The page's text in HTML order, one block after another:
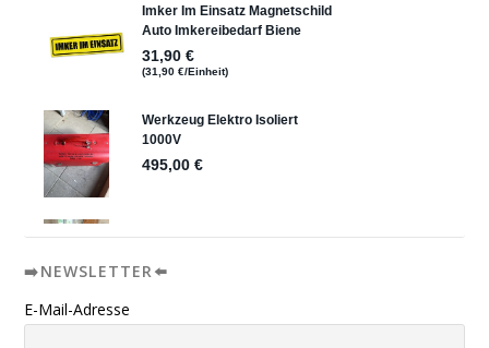
➡️NEWSLETTER⬅️
E-Mail-Adresse